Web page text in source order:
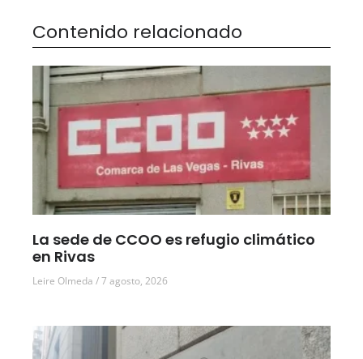
Contenido relacionado
La sede de CCOO es refugio climático
en Rivas
Leire Olmeda 7 agosto, 2026